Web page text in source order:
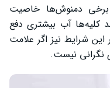
برخی دمنوش‌ها خاصیت
کلیه‌ها آب بیشتری دفع
این شرایط نیز اگر علامت
نگرانی نیست.